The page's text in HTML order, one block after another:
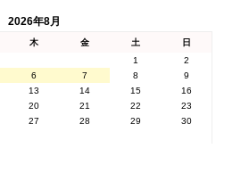
2026年8月
木 金 土
日
1
2
6 7 8
9
13 14 15
16
20 21 22
23
27 28 29
30